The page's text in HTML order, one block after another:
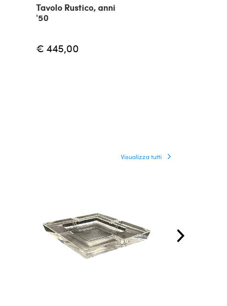
Tavolo Rustico, anni
'50
€ 445,00
Visualizza tutti